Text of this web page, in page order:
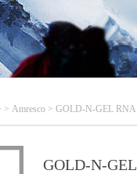
> Amresco > GOLD-N-GEL
GOLD-N-